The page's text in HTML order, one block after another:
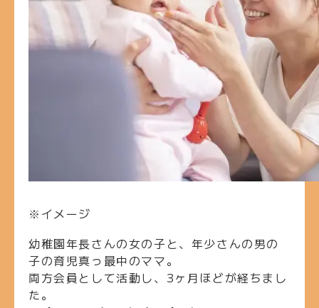
※イメージ
幼稚園年長さんの女の子と、年少さんの男の
子の育児真っ最中のママ。
両方会員として活動し、3ヶ月ほどが経ちまし
た。